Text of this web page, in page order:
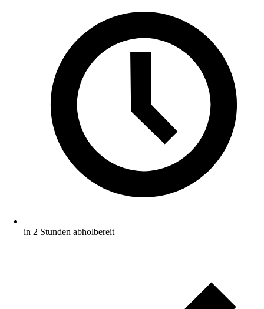
in 2 Stunden abholbereit